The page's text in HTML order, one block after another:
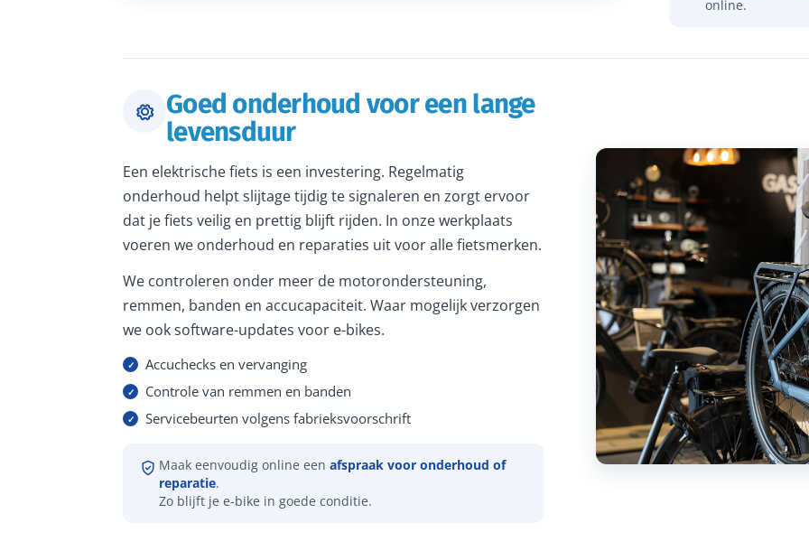
online.
Goed onderhoud voor een lange
levensduur
Een elektrische fiets is een investering. Regelmatig
onderhoud helpt slijtage tijdig te signaleren en zorgt ervoor
dat je fiets veilig en prettig blijft rijden. In onze werkplaats
voeren we onderhoud en reparaties uit voor alle fietsmerken.
We controleren onder meer de motorondersteuning,
remmen, banden en accucapaciteit. Waar mogelijk verzorgen
we ook software-updates voor e-bikes.
Accuchecks en vervanging
Controle van remmen en banden
Servicebeurten volgens fabrieksvoorschrift
Maak eenvoudig online een afspraak voor onderhoud of
reparatie.
Zo blijft je e-bike in goede conditie.